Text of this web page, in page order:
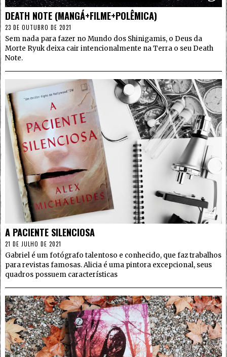
DEATH NOTE (MANGÁ+FILME+POLÊMICA)
23 DE OUTUBRO DE 2021
Sem nada para fazer no Mundo dos Shinigamis, o Deus da
Morte Ryuk deixa cair intencionalmente na Terra o seu Death
Note.
4
A PACIENTE SILENCIOSA
21 DE JULHO DE 2021
Gabriel é um fotógrafo talentoso e conhecido, que faz trabalhos
para revistas famosas. Alicia é uma pintora excepcional, seus
quadros possuem características